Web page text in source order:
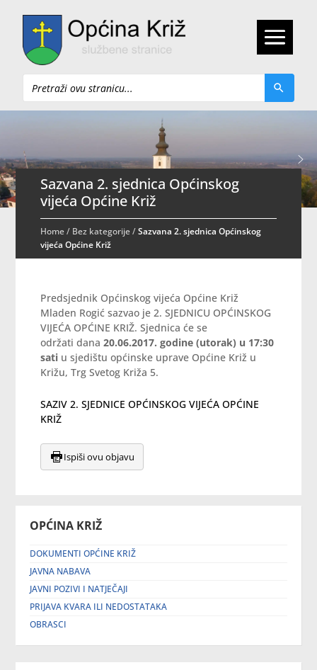
Pretraži
OPĆINA KRIŽ
DOKUMENTI OPĆINE KRIŽ
JAVNA NABAVA
JAVNI POZIVI I NATJEČAJI
PRIJAVA KVARA ILI NEDOSTATAKA
OBRASCI
Sazvana 2. sjednica Općinskog
vijeća Općine Križ
Home/ Bez kategorije/Sazvana 2. sjednica Općinskog
vijeća Općine Križ
Predsjednik Općinskog vijeća Općine Križ
Mladen Rogić sazvao je 2. SJEDNICU OPĆINSKOG
VIJEĆA OPĆINE KRIŽ. Sjednica će se
održati dana20.06.2017. godine (utorak) u 17:30
sati u sjedištu općinske uprave Općine Križ u
Križu, Trg Svetog Križa 5.
SAZIV 2. SJEDNICE OPĆINSKOG VIJEĆA OPĆINE
KRIŽ
Ispiši ovu objavu